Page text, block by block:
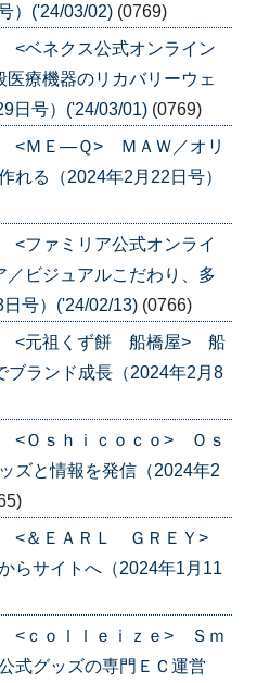
）('24/03/02) (0769)
<ベネクス公式オンライン
療機器のリカバリーウェ
日号）('24/03/01) (0769)
<ＭＥ―Ｑ> ＭＡＷ／オリ
れる（2024年2月22日号）
<ファミリア公式オンライ
ビジュアルこだわり、多
号）('24/02/13) (0766)
<元祖くず餅 船橋屋> 船
ブランド成長（2024年2月8
<Ｏｓｈｉｃｏｃｏ> Ｏｓ
ズと情報を発信（2024年2
<＆ＥＡＲＬ ＧＲＥＹ>
らサイトへ（2024年1月11
<ｃｏｌｌｅｉｚｅ> Ｓｍ
式グッズの専門ＥＣ運営